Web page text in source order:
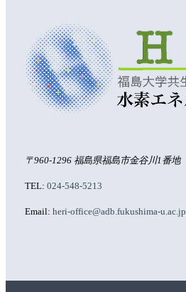
〒960-1296 福島県福島市金谷川1番地
TEL: 024-548-5213
Email: heri-office@adb.fukushima-u.ac.jp